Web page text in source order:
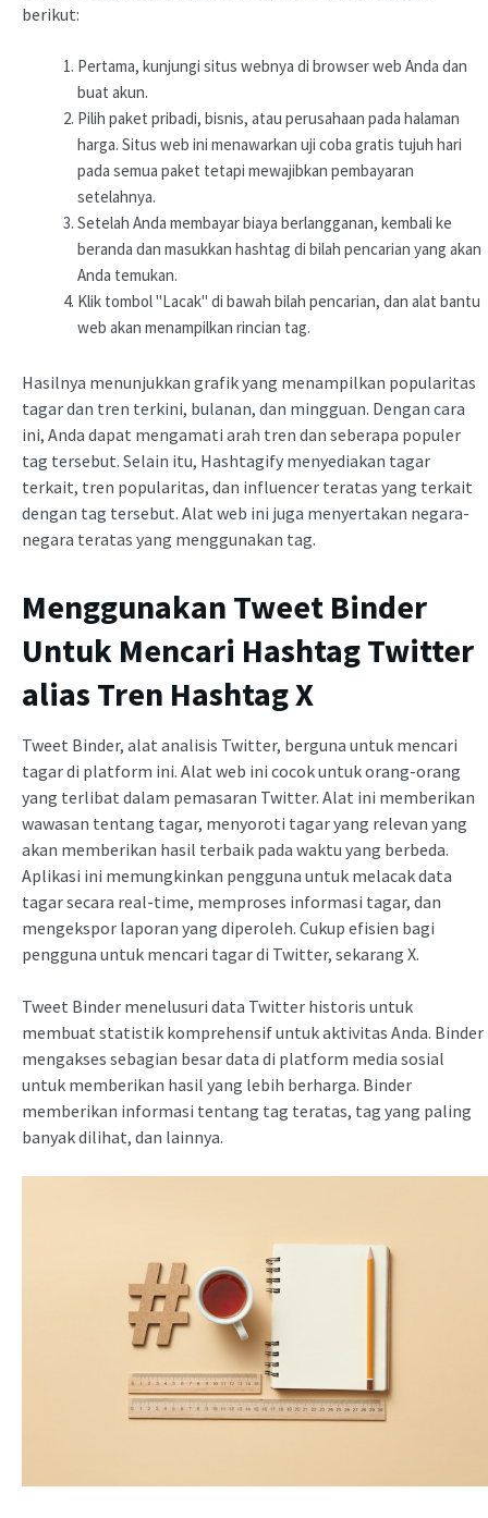
berikut:
Pertama, kunjungi situs webnya di browser web Anda dan
buat akun.
Pilih paket pribadi, bisnis, atau perusahaan pada halaman
harga. Situs web ini menawarkan uji coba gratis tujuh hari
pada semua paket tetapi mewajibkan pembayaran
setelahnya.
Setelah Anda membayar biaya berlangganan, kembali ke
beranda dan masukkan hashtag di bilah pencarian yang akan
Anda temukan.
Klik tombol "Lacak" di bawah bilah pencarian, dan alat bantu
web akan menampilkan rincian tag.
Hasilnya menunjukkan grafik yang menampilkan popularitas
tagar dan tren terkini, bulanan, dan mingguan. Dengan cara
ini, Anda dapat mengamati arah tren dan seberapa populer
tag tersebut. Selain itu, Hashtagify menyediakan tagar
terkait, tren popularitas, dan influencer teratas yang terkait
dengan tag tersebut. Alat web ini juga menyertakan negara-
negara teratas yang menggunakan tag.
Menggunakan Tweet Binder
Untuk Mencari Hashtag Twitter
alias Tren Hashtag X
Tweet Binder, alat analisis Twitter, berguna untuk mencari
tagar di platform ini. Alat web ini cocok untuk orang-orang
yang terlibat dalam pemasaran Twitter. Alat ini memberikan
wawasan tentang tagar, menyoroti tagar yang relevan yang
akan memberikan hasil terbaik pada waktu yang berbeda.
Aplikasi ini memungkinkan pengguna untuk melacak data
tagar secara real-time, memproses informasi tagar, dan
mengekspor laporan yang diperoleh. Cukup efisien bagi
pengguna untuk mencari tagar di Twitter, sekarang X.
Tweet Binder menelusuri data Twitter historis untuk
membuat statistik komprehensif untuk aktivitas Anda. Binder
mengakses sebagian besar data di platform media sosial
untuk memberikan hasil yang lebih berharga. Binder
memberikan informasi tentang tag teratas, tag yang paling
banyak dilihat, dan lainnya.